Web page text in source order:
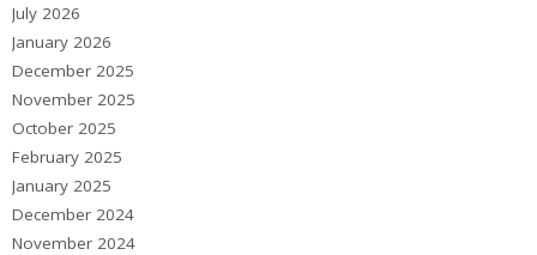
July 2026
January 2026
December 2025
November 2025
October 2025
February 2025
January 2025
December 2024
November 2024